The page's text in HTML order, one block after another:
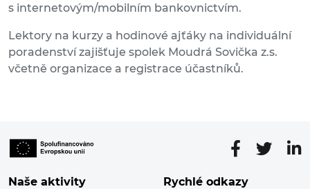
s internetovým/mobilním bankovnictvím.
Lektory na kurzy a hodinové ajťáky na individuální
poradenství zajišťuje spolek Moudrá Sovička z.s.
včetně organizace a registrace účastníků.
Naše aktivity Rychlé odkazy